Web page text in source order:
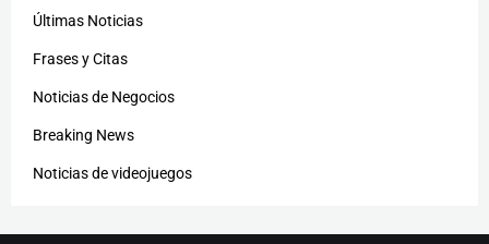
Últimas Noticias
Frases y Citas
Noticias de Negocios
Breaking News
Noticias de videojuegos